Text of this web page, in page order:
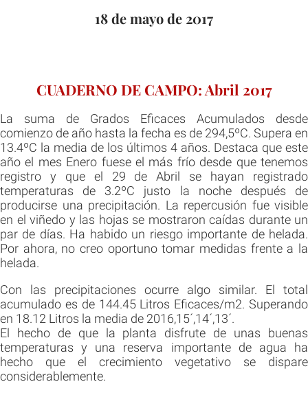
18 de mayo de 2017
CUADERNO DE CAMPO: Abril 2017
La suma de Grados Eficaces Acumulados desde
comienzo de año hasta la fecha es de 294,5ºC. Supera en
13.4ºC la media de los últimos 4 años. Destaca que este
año el mes Enero fuese el más frío desde que tenemos
registro y que el 29 de Abril se hayan registrado
temperaturas de 3.2ºC justo la noche después de
producirse una precipitación. La repercusión fue visible
en el viñedo y las hojas se mostraron caídas durante un
par de días. Ha habido un riesgo importante de helada.
Por ahora, no creo oportuno tomar medidas frente a la
helada.
Con las precipitaciones ocurre algo similar. El total
acumulado es de 144.45 Litros Eficaces/m2. Superando
en 18.12 Litros la media de 2016,15´,14´,13´.
El hecho de que la planta disfrute de unas buenas
temperaturas y una reserva importante de agua ha
hecho que el crecimiento vegetativo se dispare
considerablemente.